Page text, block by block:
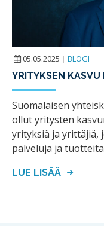
05.05.2025 | BLOGI
YRITYKSEN
Suomalaisen
ollut yritysten
yrityksiä ja yrittäjiä,
palveluja ja
LUE LISÄÄ